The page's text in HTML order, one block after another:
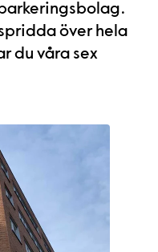
över hela
du våra sex